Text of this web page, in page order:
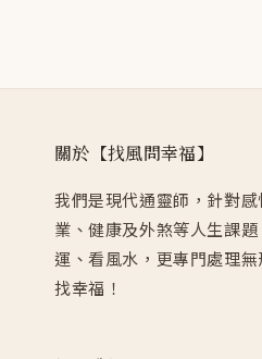
關於【找風問幸福】
我們是現代通靈師，針對
業、健康及外煞等人生課
運、看風水，更專門處理
找幸福！